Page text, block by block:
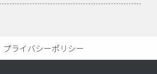
プライバシーポリシー